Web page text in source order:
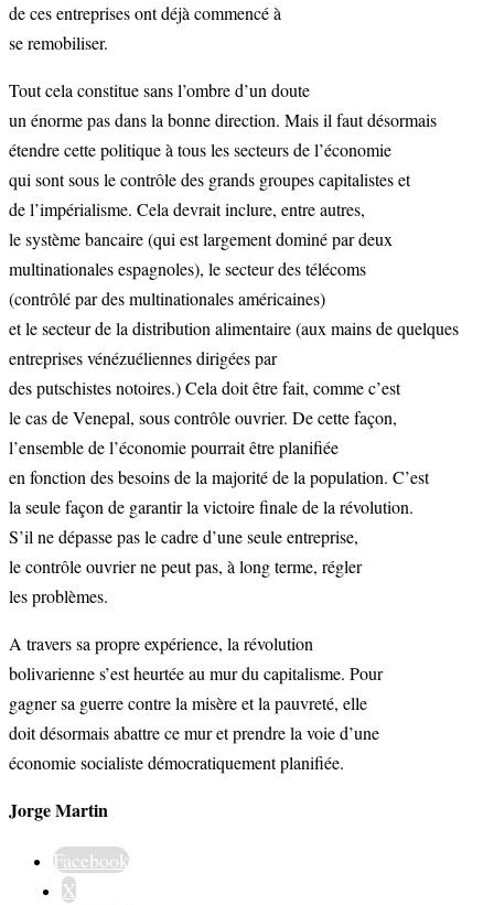
de ces entreprises ont déjà commencé à
se remobiliser.
Tout cela constitue sans l’ombre d’un doute
un énorme pas dans la bonne direction. Mais il faut désormais
étendre cette politique à tous les secteurs de l’économie
qui sont sous le contrôle des grands groupes capitalistes et
de l’impérialisme. Cela devrait inclure, entre autres,
le système bancaire (qui est largement dominé par deux
multinationales espagnoles), le secteur des télécoms
(contrôlé par des multinationales américaines)
et le secteur de la distribution alimentaire (aux mains de quelques
entreprises vénézuéliennes dirigées par
des putschistes notoires.) Cela doit être fait, comme c’est
le cas de Venepal, sous contrôle ouvrier. De cette façon,
l’ensemble de l’économie pourrait être planifiée
en fonction des besoins de la majorité de la population. C’est
la seule façon de garantir la victoire finale de la révolution.
S’il ne dépasse pas le cadre d’une seule entreprise,
le contrôle ouvrier ne peut pas, à long terme, régler
les problèmes.
A travers sa propre expérience, la révolution
bolivarienne s’est heurtée au mur du capitalisme. Pour
gagner sa guerre contre la misère et la pauvreté, elle
doit désormais abattre ce mur et prendre la voie d’une
économie socialiste démocratiquement planifiée.
Jorge Martin
Facebook
X